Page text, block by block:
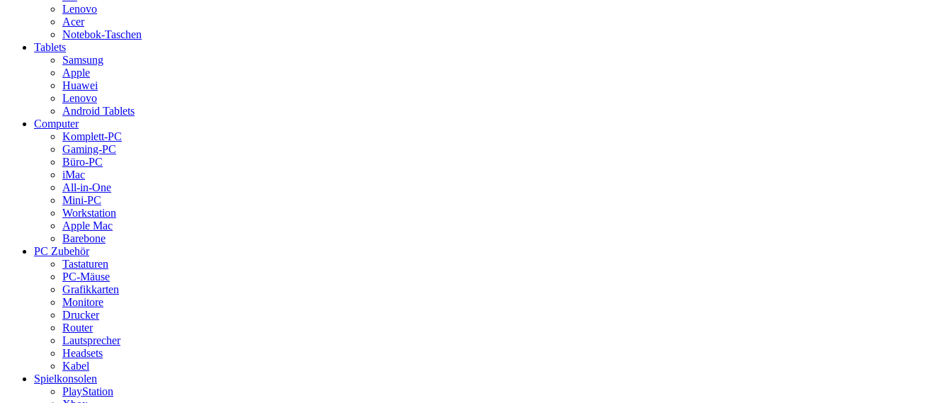
Lenovo
Acer
Notebok-Taschen
Tablets
Samsung
Apple
Huawei
Lenovo
Android Tablets
Computer
Komplett-PC
Gaming-PC
Büro-PC
iMac
All-in-One
Mini-PC
Workstation
Apple Mac
Barebone
PC Zubehör
Tastaturen
PC-Mäuse
Grafikkarten
Monitore
Drucker
Router
Lautsprecher
Headsets
Kabel
Spielkonsolen
PlayStation